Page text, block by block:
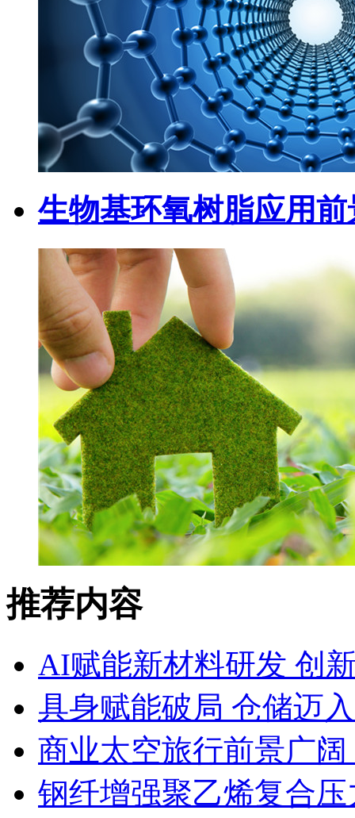
生物基环氧树脂应用
推荐内容
AI赋能新材料研发 创
具身赋能破局 仓储迈
商业太空旅行前景广
钢纤增强聚乙烯复合